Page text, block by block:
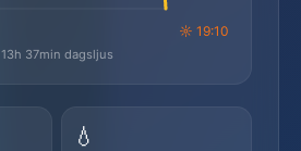
☼ 19:10
13h 37min dagsljus
💧